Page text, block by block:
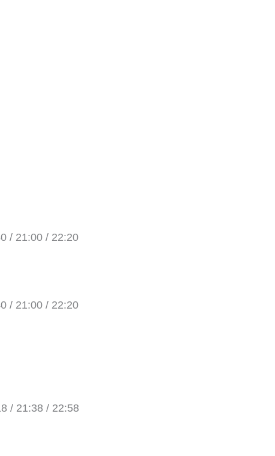
/ 21:00 / 22:20
/ 21:00 / 22:20
/ 21:38 / 22:58